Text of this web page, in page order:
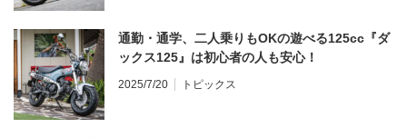
通勤・通学、二人乗りもOKの遊べる125cc『ダ
ックス125』は初心者の人も安心！
2025/7/20 トピックス